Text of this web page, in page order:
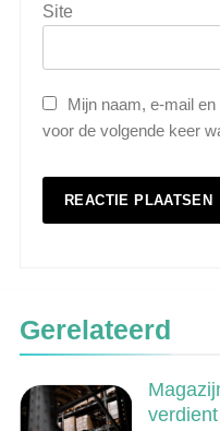
Site
Mijn naam, e-mail
voor de volgende keer
Gerelateerd